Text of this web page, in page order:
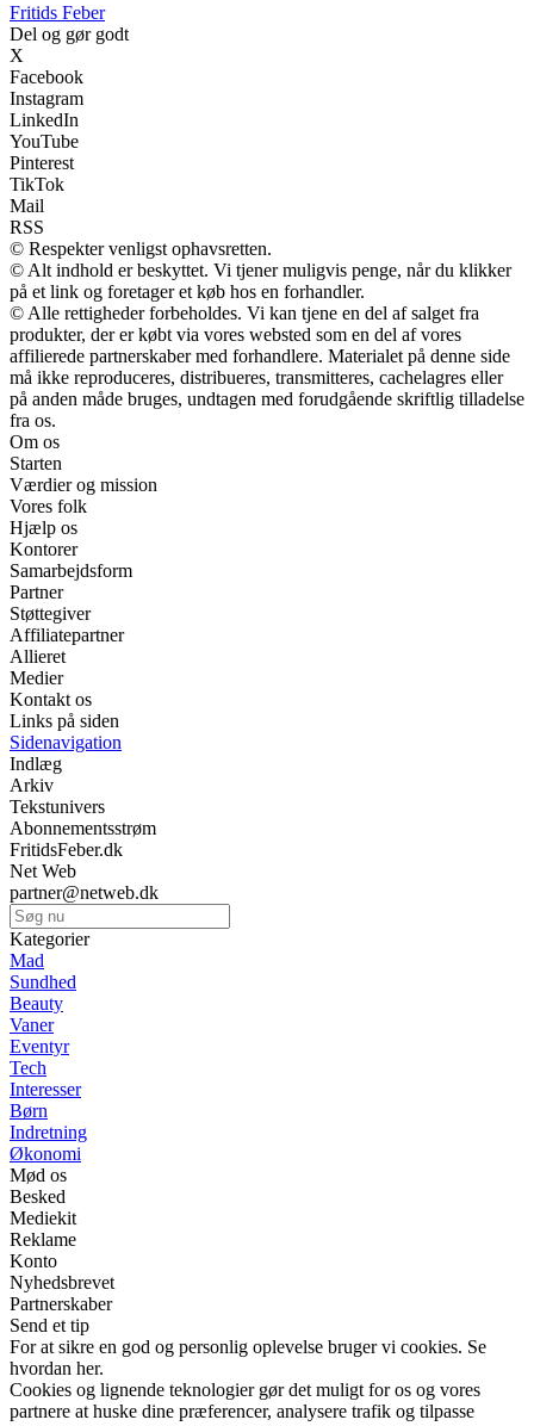
Fritids Feber
Del og gør godt
X
Facebook
Instagram
LinkedIn
YouTube
Pinterest
TikTok
Mail
RSS
© Respekter venligst ophavsretten.
© Alt indhold er beskyttet. Vi tjener muligvis penge, når du klikker
på et link og foretager et køb hos en forhandler.
© Alle rettigheder forbeholdes. Vi kan tjene en del af salget fra
produkter, der er købt via vores websted som en del af vores
affilierede partnerskaber med forhandlere. Materialet på denne side
må ikke reproduceres, distribueres, transmitteres, cachelagres eller
på anden måde bruges, undtagen med forudgående skriftlig tilladelse
fra os.
Om os
Starten
Værdier og mission
Vores folk
Hjælp os
Kontorer
Samarbejdsform
Partner
Støttegiver
Affiliatepartner
Allieret
Medier
Kontakt os
Links på siden
Sidenavigation
Indlæg
Arkiv
Tekstunivers
Abonnementsstrøm
FritidsFeber.dk
Net Web
partner@netweb.dk
Kategorier
Mad
Sundhed
Beauty
Vaner
Eventyr
Tech
Interesser
Børn
Indretning
Økonomi
Mød os
Besked
Mediekit
Reklame
Konto
Nyhedsbrevet
Partnerskaber
Send et tip
For at sikre en god og personlig oplevelse bruger vi cookies. Se
hvordan her.
Cookies og lignende teknologier gør det muligt for os og vores
partnere at huske dine præferencer, analysere trafik og tilpasse